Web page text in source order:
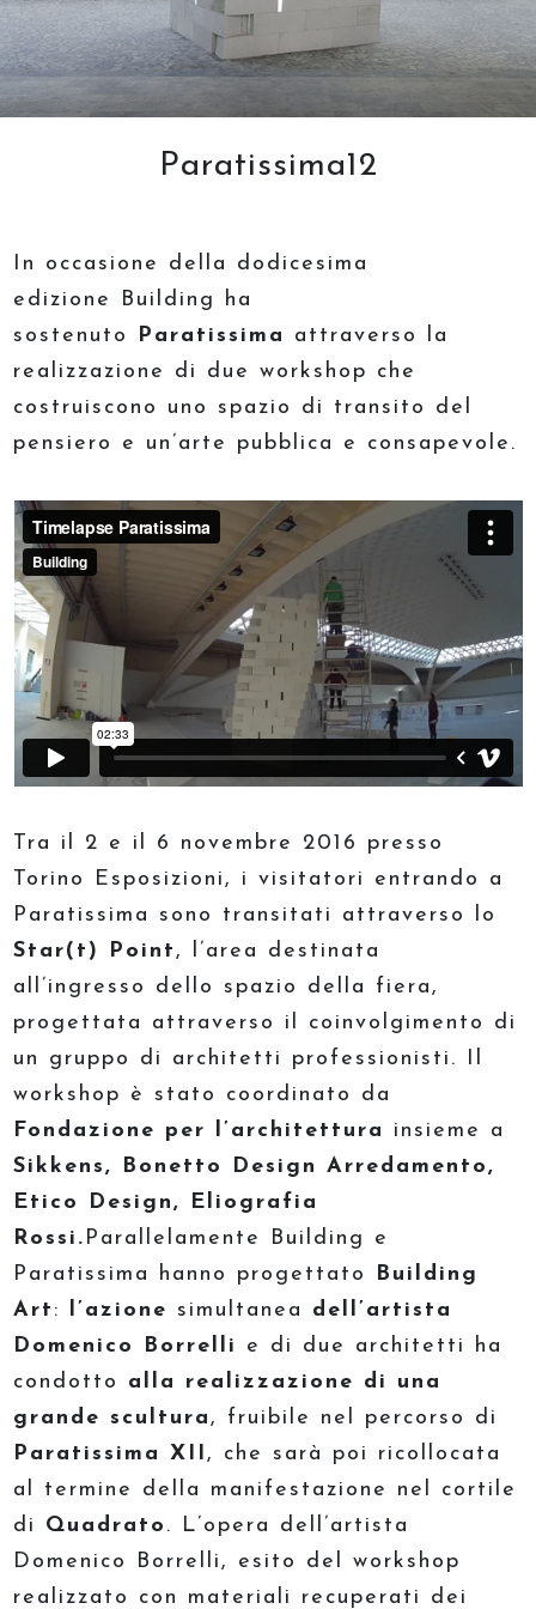
Paratissima12
In occasione della dodicesima
edizione Building ha
sostenuto
Paratissima attraverso la
realizzazione di due workshop che
costruiscono uno spazio di transito del
pensiero e un’arte pubblica e consapevole.
Tra il 2 e il 6 novembre 2016 presso
Torino Esposizioni, i visitatori entrando a
Paratissima sono transitati attraverso lo
Star(t) Point, l’area destinata
all’ingresso dello spazio della fiera,
progettata attraverso il coinvolgimento di
un gruppo di architetti professionisti. Il
workshop è stato coordinato da
Fondazione per l’architettura
insieme a
Sikkens, Bonetto Design Arredamento,
Etico Design, Eliografia
Rossi. Parallelamente Building e
Paratissima hanno progettato Building
Art : l’azione simultanea dell’artista
Domenico Borrelli
e di due architetti ha
condotto
alla realizzazione di una
grande scultura, fruibile nel percorso di
Paratissima XII, che sarà poi ricollocata
al termine della manifestazione nel cortile
di Quadrato . L’opera dell’artista
Domenico Borrelli, esito del workshop
realizzato con materiali recuperati dei